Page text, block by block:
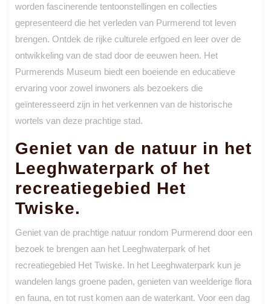
worden fascinerende tentoonstellingen en collecties
gepresenteerd die het verleden van Purmerend tot leven
brengen. Ontdek de rijke culturele erfgoed en leer over de
ontwikkeling van de stad door de eeuwen heen. Het
Purmerends Museum biedt een boeiende en educatieve
ervaring voor zowel inwoners als bezoekers die
geïnteresseerd zijn in het verkennen van de historische
wortels van deze prachtige stad.
Geniet van de natuur in het
Leeghwaterpark of het
recreatiegebied Het
Twiske.
Geniet van de prachtige natuur rondom Purmerend door een
bezoek te brengen aan het Leeghwaterpark of het
recreatiegebied Het Twiske. In het Leeghwaterpark kun je
wandelen langs groene paden, genieten van weelderige flora
en fauna, en tot rust komen aan de waterkant. Voor een dag